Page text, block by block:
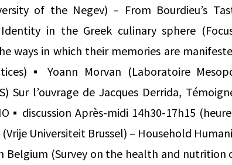
of the Negev) – From Bourdieu’s
in the Greek culinary sphere
ways in which their memories are
▪ Yoann Morvan (Laboratoire
Sur l’ouvrage de Jacques Derrida,
▪ discussion Après-midi 14h30-17h15
Universiteit Brussel) – Household
Belgium (Survey on the health and nutrition